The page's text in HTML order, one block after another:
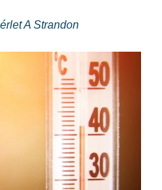
A Strandon